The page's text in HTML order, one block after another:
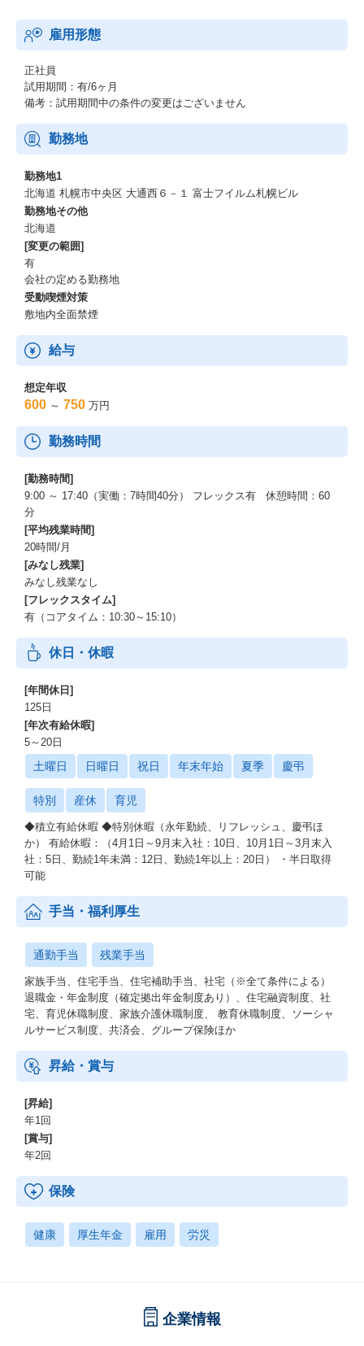
雇用形態
正社員
試用期間：有/6ヶ月
備考：試用期間中の条件の変更はございません
勤務地
勤務地1
北海道 札幌市中央区 大通西６－１ 富士フイルム札幌ビル
勤務地その他
北海道
[変更の範囲]
有
会社の定める勤務地
受動喫煙対策
敷地内全面禁煙
給与
想定年収
600 ～ 750 万円
勤務時間
[勤務時間]
9:00 ～ 17:40（実働：7時間40分） フレックス有 休憩時間：60
分
[平均残業時間]
20時間/月
[みなし残業]
みなし残業なし
[フレックスタイム]
有（コアタイム：10:30～15:10）
休日・休暇
[年間休日]
125日
[年次有給休暇]
5～20日
土曜日 日曜日 祝日 年末年始 夏季 慶弔
特別 産休 育児
◆積立有給休暇 ◆特別休暇（永年勤続、リフレッシュ、慶弔ほ
か） 有給休暇：（4月1日～9月末入社：10日、10月1日～3月末入
社：5日、勤続1年未満：12日、勤続1年以上：20日） ・半日取得
可能
手当・福利厚生
通勤手当 残業手当
家族手当、住宅手当、住宅補助手当、社宅（※全て条件による）
退職金・年金制度（確定拠出年金制度あり）、住宅融資制度、社
宅、育児休職制度、家族介護休職制度、 教育休職制度、ソーシャ
ルサービス制度、共済会、グループ保険ほか
昇給・賞与
[昇給]
年1回
[賞与]
年2回
保険
健康 厚生年金 雇用 労災
企業情報